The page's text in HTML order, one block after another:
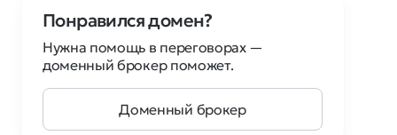
Понравился домен?
Нужна помощь в переговорах —
доменный брокер поможет.
Доменный брокер